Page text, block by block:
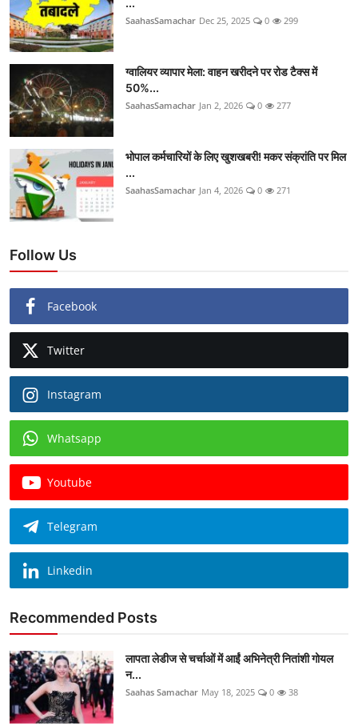
...
SaahasSamachar Dec 25, 2025 0 299
ग्वालियर व्यापार मेला: वाहन खरीदने पर रोड टैक्स में
50%...
SaahasSamachar Jan 2, 2026 0 277
भोपाल कर्मचारियों के लिए खुशखबरी! मकर संक्रांति पर मिल
...
SaahasSamachar Jan 4, 2026 0 271
Follow Us
Facebook
Twitter
Instagram
Whatsapp
Youtube
Telegram
Linkedin
Recommended Posts
लापता लेडीज से चर्चाओं में आईं अभिनेत्री नितांशी गोयल
न...
Saahas Samachar May 18, 2025 0 38